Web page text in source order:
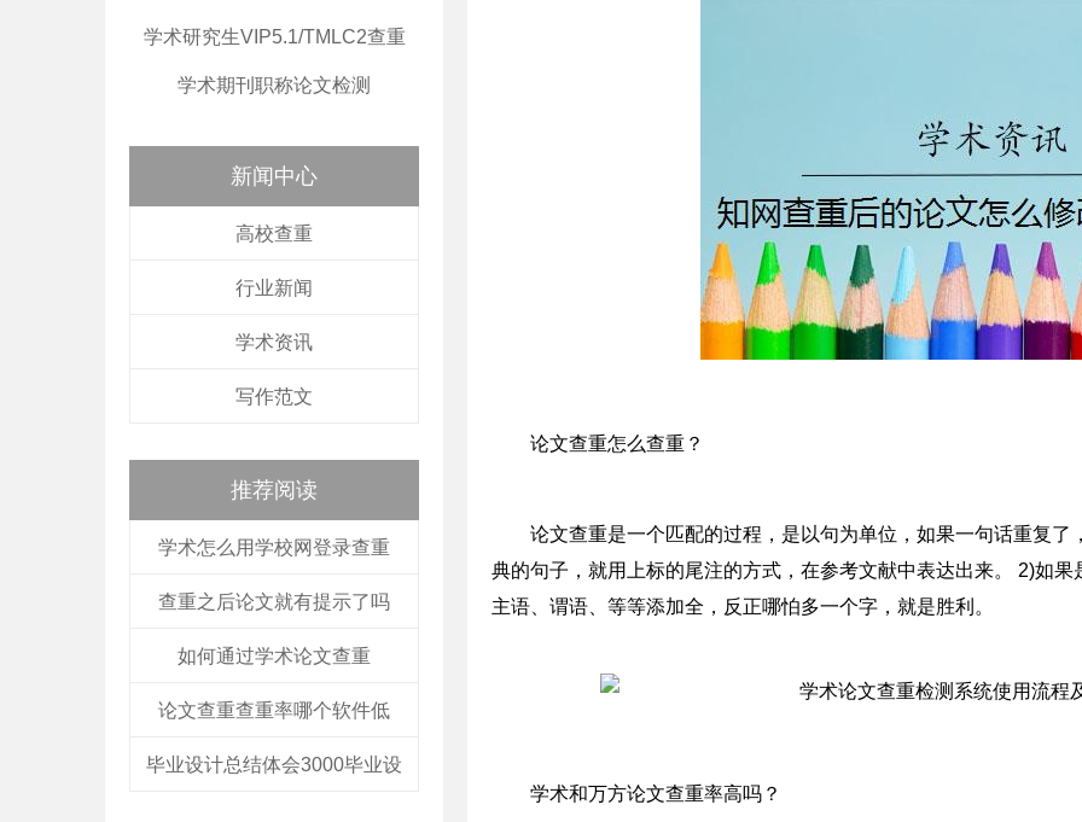
学术研究生VIP5.1/TMLC2查重
学术期刊职称论文检测
新闻中心
高校查重
行业新闻
学术资讯
写作范文
推荐阅读
学术怎么用学校网登录查重
查重之后论文就有提示了吗
如何通过学术论文查重
论文查重查重率哪个软件低
毕业设计总结体会3000毕业设
论文查重怎么查重？
论文查重是一个匹配的过程，是以句为单位，如果一句话重复
典的句子，就用上标的尾注的方式，在参考文献中表达出来。 2)如
主语、谓语、等等添加全，反正哪怕多一个字，就是胜利。
学术和万方论文查重率高吗？